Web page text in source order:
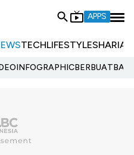
APPS
TECHLIFESTYLESHARIA
INFOGRAPHIC